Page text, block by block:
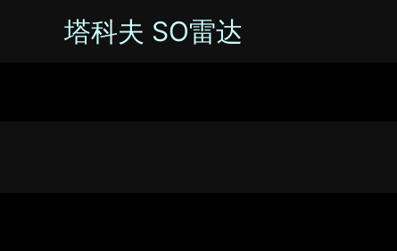
塔科夫 SO雷达